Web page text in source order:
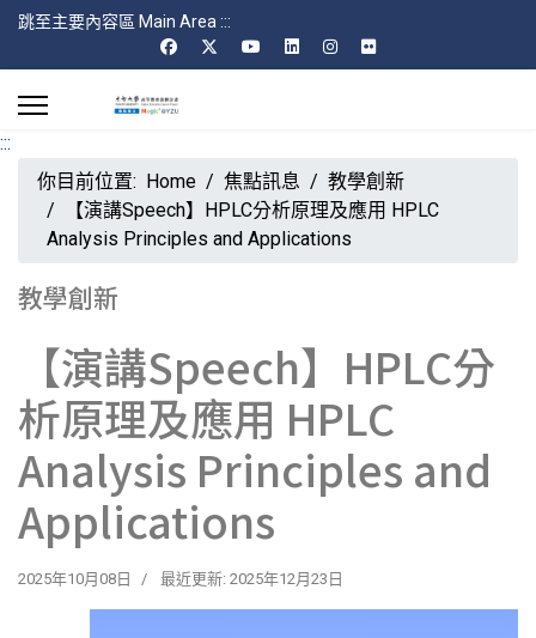
跳至主要內容區 Main Area :::
:::
你目前位置: Home 焦點訊息
教學創新
【演講Speech】HPLC分析原理及應用 HPLC
Analysis Principles and Applications
教學創新
【演講Speech】HPLC分
析原理及應用 HPLC
Analysis Principles and
Applications
2025年10月08日 最近更新: 2025年12月23日